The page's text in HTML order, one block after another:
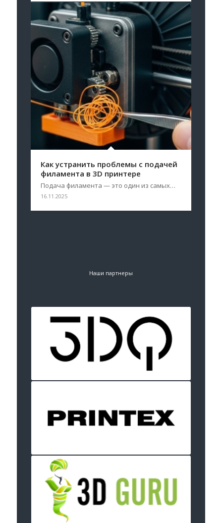
Как устранить проблемы с подачей
филамента в 3D принтере
Подача филамента — это один из самых…
16.11.2025
Наши партнеры